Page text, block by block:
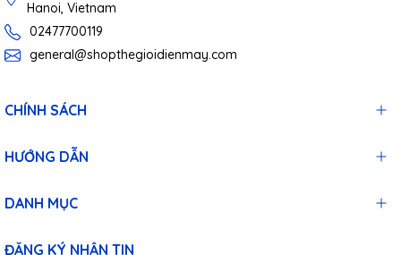
Hanoi, Vietnam
02477700119
general@shopthegioidienmay.com
CHÍNH SÁCH
HƯỚNG DẪN
DANH MỤC
ĐĂNG KÝ NHẬN TIN